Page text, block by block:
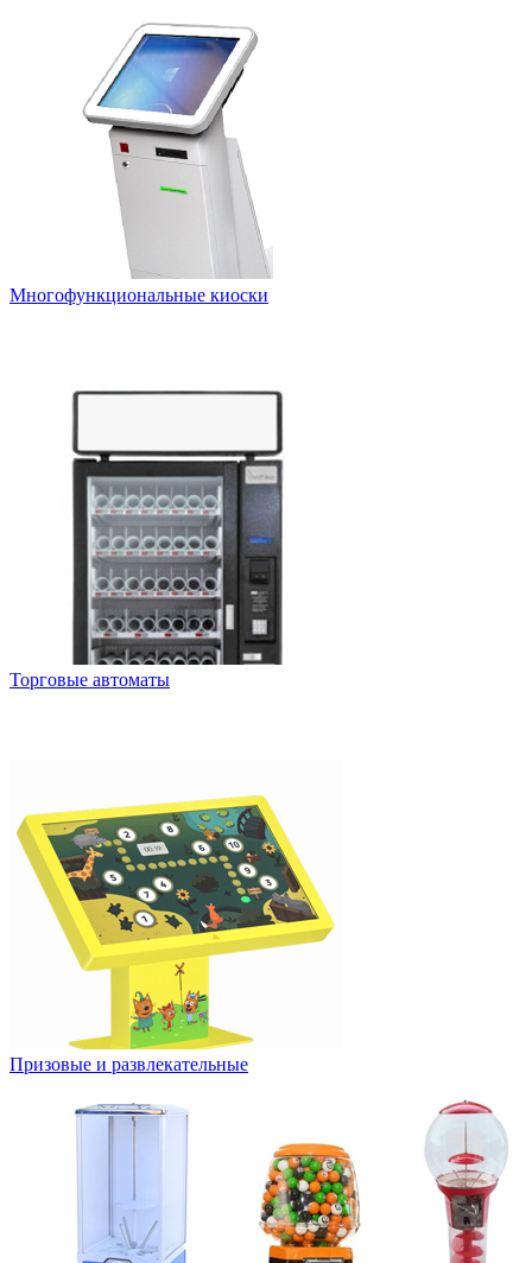
Многофункциональные киоски
Торговые автоматы
Призовые и развлекательные